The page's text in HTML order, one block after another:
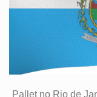
Pallet no Rio de